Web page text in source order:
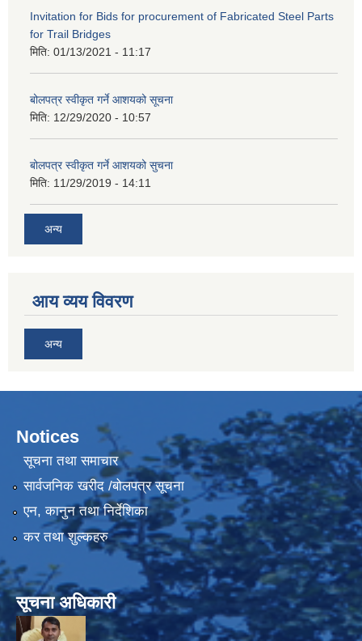
Invitation for Bids for procurement of Fabricated Steel Parts
for Trail Bridges
मिति: 01/13/2021 - 11:17
बोलपत्र स्वीकृत गर्ने आशयको सूचना
मिति: 12/29/2020 - 10:57
बोलपत्र स्वीकृत गर्ने आशयको सुचना
मिति: 11/29/2019 - 14:11
अन्य
आय व्यय विवरण
अन्य
Notices
सूचना तथा समाचार
सार्वजनिक खरीद /बोलपत्र सूचना
एन, कानुन तथा निर्देशिका
कर तथा शुल्कहरु
सूचना अधिकारी